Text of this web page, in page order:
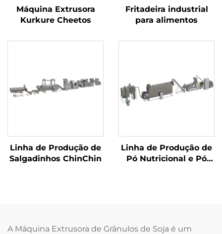
Máquina Extrusora
Kurkure Cheetos
Fritadeira industrial
para alimentos
Linha de Produção de
Salgadinhos ChinChin
Linha de Produção de
Pó Nutricional e Pó
A Máquina Extrusora de Grânulos de Soja é um